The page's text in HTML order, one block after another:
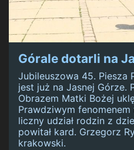
Górale dotarli na
Jubileuszowa 45. Piesza
jest już na Jasnej Górze.
Obrazem Matki Bożej
Prawdziwym
liczny udział rodzin z
powitał kard. Grzegorz
krakowski.